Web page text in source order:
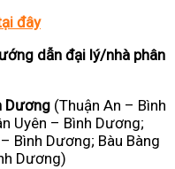
đây
dẫn đại lý/nhà phân
Dương (Thuận An – Bình
Uyên – Bình Dương;
Bình Dương; Bàu Bàng
Dương)